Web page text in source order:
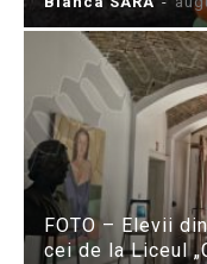
FOTO – Elevii
cei de la Liceul